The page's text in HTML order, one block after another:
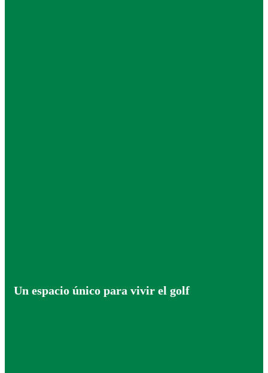
Un espacio único para vivir el golf